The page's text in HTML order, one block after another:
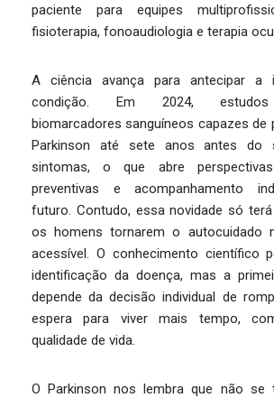
paciente para equipes
fisioterapia, fonoaudiologia e terapia
A ciência avança para antecipar a
condição. Em 2024, estudos
biomarcadores sanguíneos capazes de
Parkinson até sete anos antes do
sintomas, o que abre
preventivas e acompanhamento
futuro. Contudo, essa novidade só
os homens tornarem o autocuidado
acessível. O conhecimento científico
identificação da doença, mas a
depende da decisão individual de
espera para viver mais tempo,
qualidade de vida.
O Parkinson nos lembra que não se